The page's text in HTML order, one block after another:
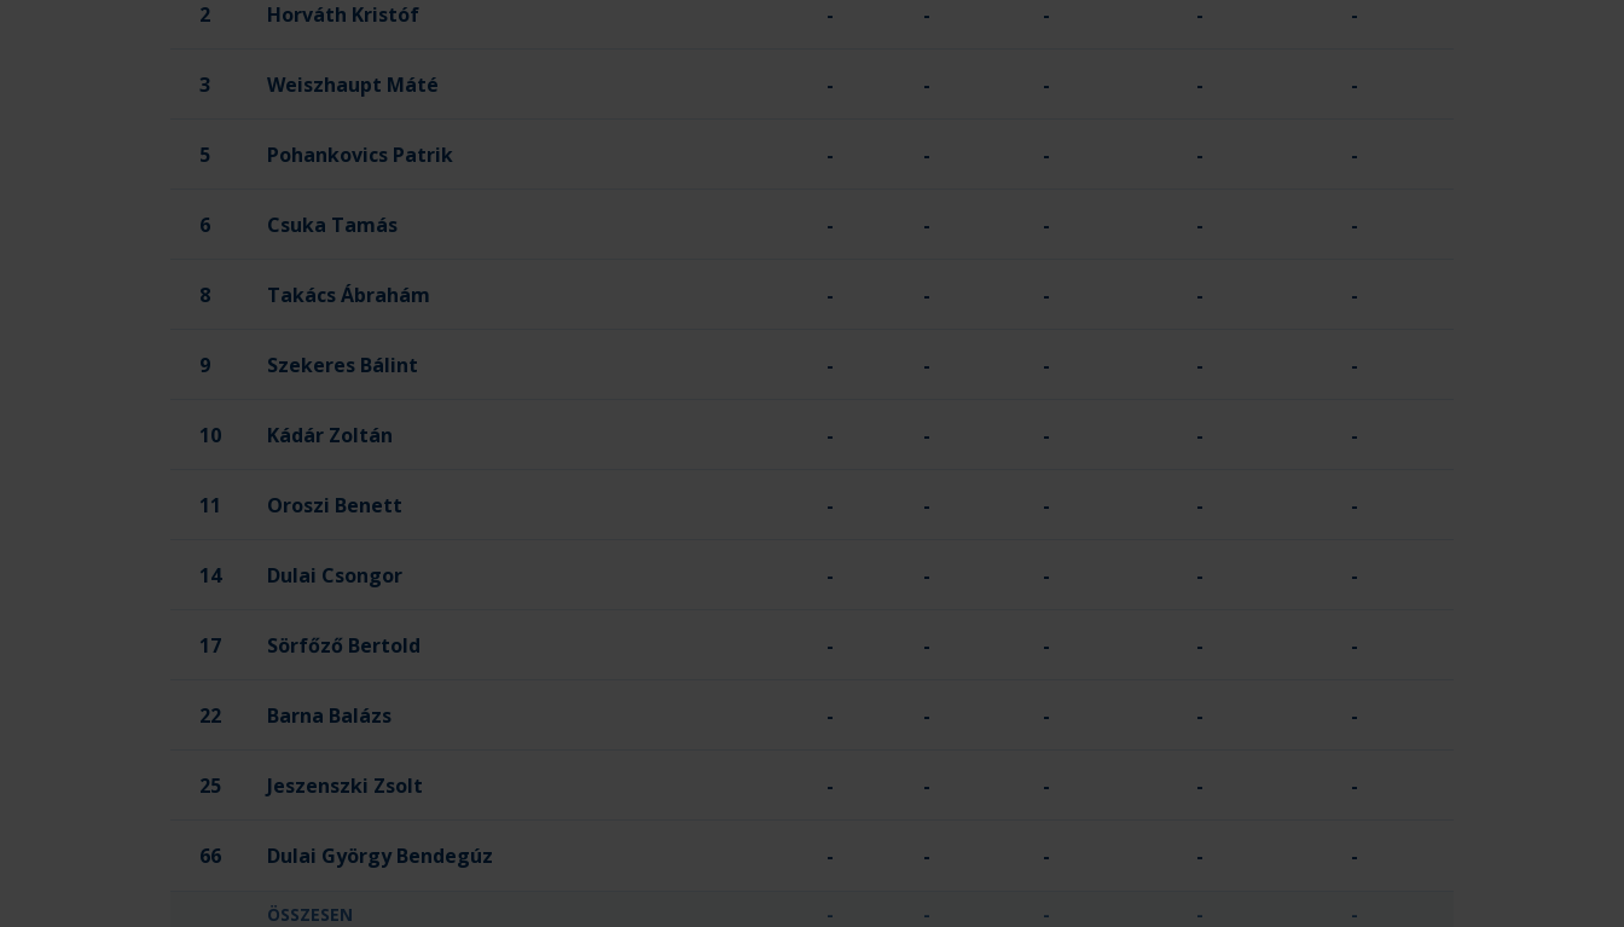
2 Horváth Kristóf - - - - -
3 Weiszhaupt Máté - - - - -
5 Pohankovics Patrik - - - - -
6 Csuka Tamás - - - - -
8 Takács Ábrahám - - - - -
9 Szekeres Bálint - - - - -
10 Kádár Zoltán - - - - -
11 Oroszi Benett - - - - -
14 Dulai Csongor - - - - -
17 Sörfőző Bertold - - - - -
22 Barna Balázs - - - - -
25 Jeszenszki Zsolt - - - - -
66 Dulai György Bendegúz - - - - -
ÖSSZESEN - - - - -